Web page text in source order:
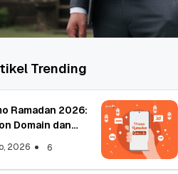
Trending
Ramadan 2026:
Domain dan
2026 6